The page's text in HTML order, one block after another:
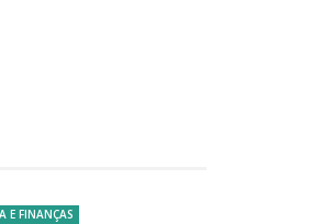
E FINANÇAS